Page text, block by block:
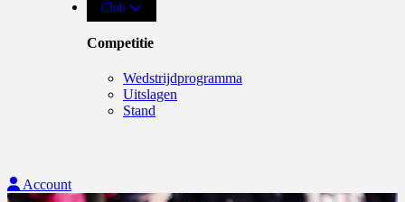
Club
Competitie
Wedstrijdprogramma
Uitslagen
Stand
Account